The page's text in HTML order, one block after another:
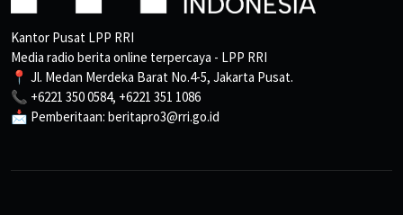
Kantor Pusat LPP RRI
Media radio berita online terpercaya - LPP RRI
📍 Jl. Medan Merdeka Barat No.4-5, Jakarta Pusat.
📞 +6221 350 0584, +6221 351 1086
📩 Pemberitaan: beritapro3@rri.go.id